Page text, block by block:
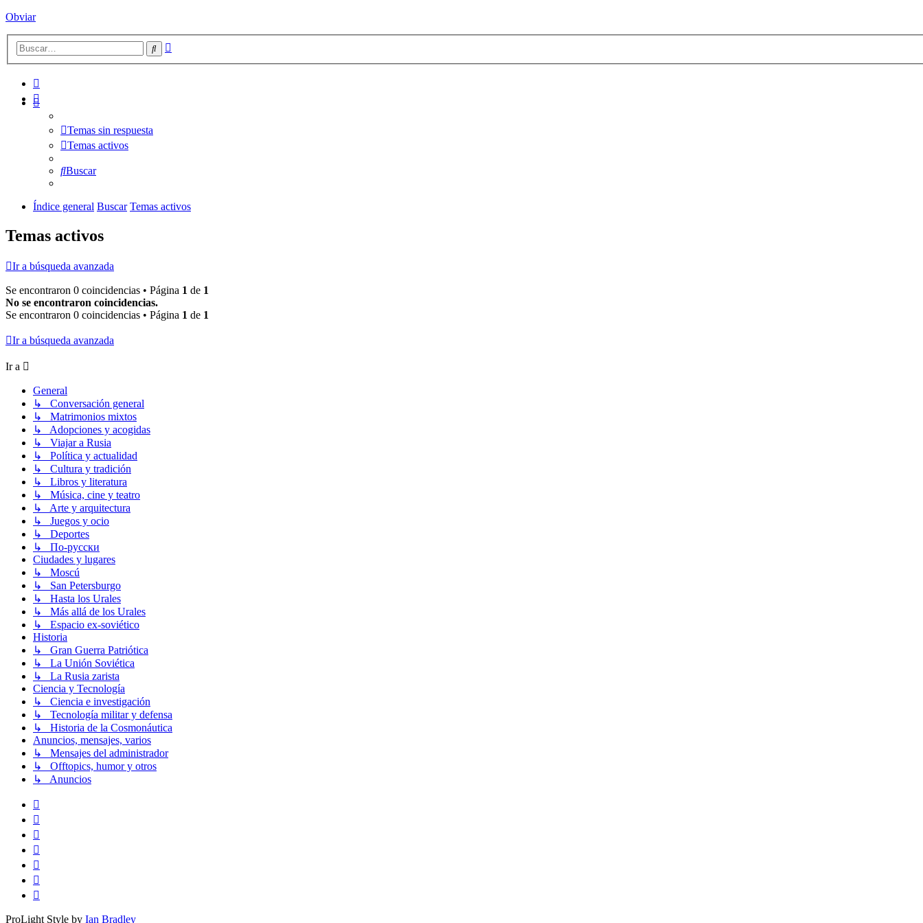
Obviar
Buscar
Temas sin respuesta
Temas activos
Buscar
Índice general Buscar Temas activos
Temas activos
Ir a búsqueda avanzada
Se encontraron 0 coincidencias • Página 1 de 1
No se encontraron coincidencias.
Se encontraron 0 coincidencias • Página 1 de 1
Ir a búsqueda avanzada
Ir a
General
↳ Conversación general
↳ Matrimonios mixtos
↳ Adopciones y acogidas
↳ Viajar a Rusia
↳ Política y actualidad
↳ Cultura y tradición
↳ Libros y literatura
↳ Música, cine y teatro
↳ Arte y arquitectura
↳ Juegos y ocio
↳ Deportes
↳ По-русски
Ciudades y lugares
↳ Moscú
↳ San Petersburgo
↳ Hasta los Urales
↳ Más allá de los Urales
↳ Espacio ex-soviético
Historia
↳ Gran Guerra Patriótica
↳ La Unión Soviética
↳ La Rusia zarista
Ciencia y Tecnología
↳ Ciencia e investigación
↳ Tecnología militar y defensa
↳ Historia de la Cosmonáutica
Anuncios, mensajes, varios
↳ Mensajes del administrador
↳ Offtopics, humor y otros
↳ Anuncios
ProLight Style by Ian Bradley